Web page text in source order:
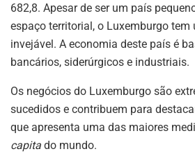
682,8. Apesar de ser um país
espaço territorial, o Luxemburgo
invejável. A economia deste país é
bancários, siderúrgicos e industriais.
Os negócios do Luxemburgo são
sucedidos e contribuem para
que apresenta uma das maiores
capita do mundo.